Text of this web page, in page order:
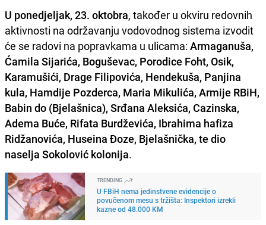
U ponedjeljak, 23. oktobra, također u okviru redovnih
aktivnosti na održavanju vodovodnog sistema izvodit
će se radovi na popravkama u ulicama: Armaganuša,
Ćamila Sijarića, Boguševac, Porodice Foht, Osik,
Karamušići, Drage Filipovića, Hendekuša, Panjina
kula, Hamdije Pozderca, Maria Mikulića, Armije RBiH,
Babin do (Bjelašnica), Srđana Aleksića, Cazinska,
Adema Buće, Rifata Burdževića, Ibrahima hafiza
Ridžanovića, Huseina Đoze, Bjelašnička, te dio
naselja Sokolović kolonija.
TRENDING
U FBiH nema jedinstvene evidencije o
povučenom mesu s tržišta: Inspektori izrekli
kazne od 48.000 KM